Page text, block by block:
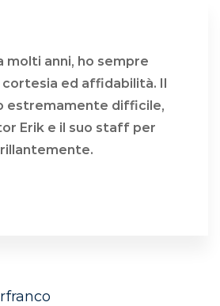
molti anni, ho sempre
ed affidabilità. Il
estremamente difficile,
Erik e il suo staff per